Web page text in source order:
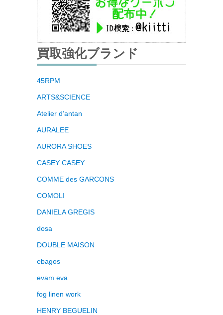
買取強化ブランド
45RPM
ARTS&SCIENCE
Atelier d’antan
AURALEE
AURORA SHOES
CASEY CASEY
COMME des GARCONS
COMOLI
DANIELA GREGIS
dosa
DOUBLE MAISON
ebagos
evam eva
fog linen work
HENRY BEGUELIN